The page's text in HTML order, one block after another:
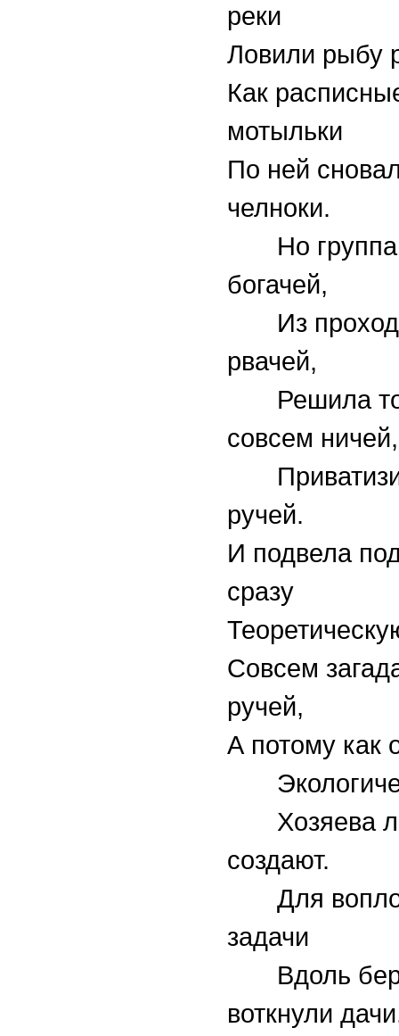
реки
Ловили рыбу
Как
мотыльки
По ней
челноки.
Но группа
богачей,
Из
рвачей,
Решила
совсем ничей,
ручей.
И подвела
сразу
Совсем
ручей,
А потому как
Хозяева
создают.
Для
задачи
Вдоль
воткнули